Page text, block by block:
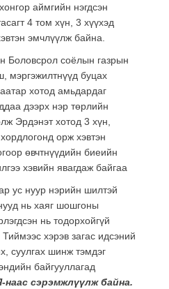
аймгийн нэгдсэн
4 том хүн, 3 хүүхэд
эмчлүүлж байна.
Боловсрол соёлын газрын
мэргэжилтнүүд буцах
хотод амьдардаг
дээрх нэр төрлийн
Эрдэнэт хотод 3 хүн,
орж хэвтэн
өвчтнүүдийн биеийн
хэвийн явагдаж байгаа
ус нуур нэрийн шилтэй
нь хаяг шошгоны
нь тодорхойгүй
хэрэв загас идсэний
суулгах шинж тэмдэг
байгууллагад
сэрэмжлүүлж байна.